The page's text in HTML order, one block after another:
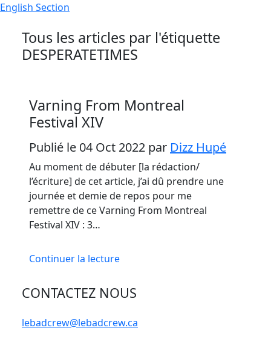
English Section
Tous les articles par l'étiquette
DESPERATETIMES
Varning From Montreal
Festival XIV
Publié le 04 Oct 2022 par Dizz Hupé
Au moment de débuter [la rédaction/
l’écriture] de cet article, j’ai dû prendre une
journée et demie de repos pour me
remettre de ce Varning From Montreal
Festival XIV : 3…
Continuer la lecture
CONTACTEZ NOUS
lebadcrew@lebadcrew.ca